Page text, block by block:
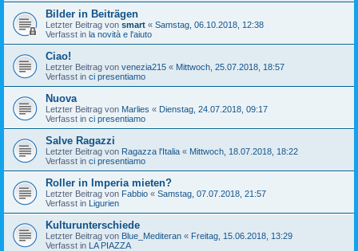
Bilder in Beiträgen
Letzter Beitrag von smart « Samstag, 06.10.2018, 12:38
Verfasst in la novità e l'aiuto
Ciao!
Letzter Beitrag von venezia215 « Mittwoch, 25.07.2018, 18:57
Verfasst in ci presentiamo
Nuova
Letzter Beitrag von Marlies « Dienstag, 24.07.2018, 09:17
Verfasst in ci presentiamo
Salve Ragazzi
Letzter Beitrag von Ragazza l'Italia « Mittwoch, 18.07.2018, 18:22
Verfasst in ci presentiamo
Roller in Imperia mieten?
Letzter Beitrag von Fabbio « Samstag, 07.07.2018, 21:57
Verfasst in Ligurien
Kulturunterschiede
Letzter Beitrag von Blue_Mediteran « Freitag, 15.06.2018, 13:29
Verfasst in LA PIAZZA